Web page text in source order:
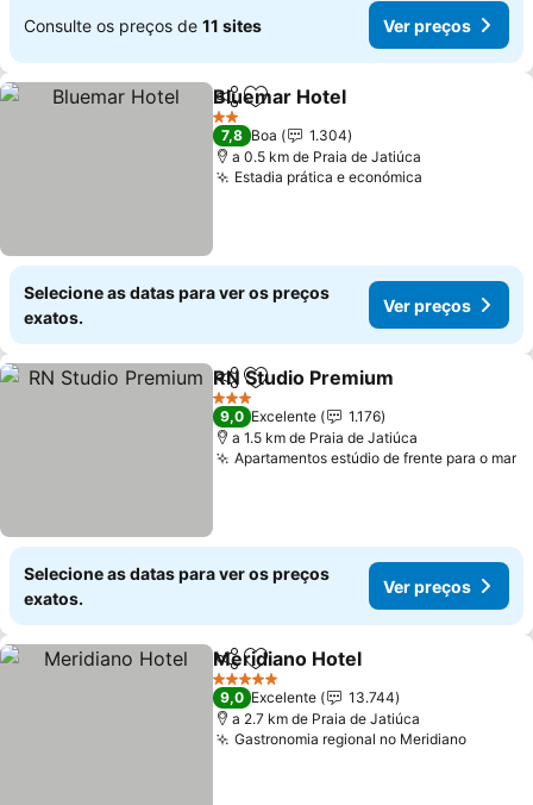
Consulte os preços de 11 sites Ver preços
PartilharAdicionar aos favoritos
Bluemar Hotel
2 Estrelas
7,8 Boa
1.304
a 0.5 km de Praia de Jatiúca
Estadia prática e económica
Selecione as datas para ver os preços
exatos.
Ver preços
PartilharAdicionar aos favoritos
RN Studio Premium
3 Estrelas
9,0 Excelente
1.176
a 1.5 km de Praia de Jatiúca
Apartamentos estúdio de frente para o mar
Selecione as datas para ver os preços
exatos.
Ver preços
PartilharAdicionar aos favoritos
Meridiano Hotel
5 Estrelas
9,0 Excelente
13.744
a 2.7 km de Praia de Jatiúca
Gastronomia regional no MeridianoVer